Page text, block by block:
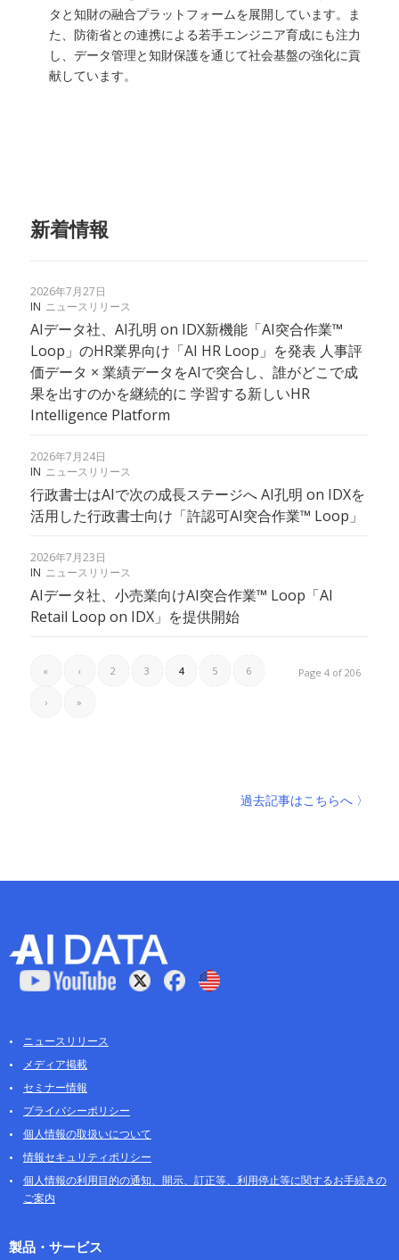
タと知財の融合プラットフォームを展開しています。ま
た、防衛省との連携による若手エンジニア育成にも注力
し、データ管理と知財保護を通じて社会基盤の強化に貢
献しています。
新着情報
2026年7月27日
IN ニュースリリース
AIデータ社、AI孔明 on IDX新機能「AI突合作業™
Loop」のHR業界向け「AI HR Loop」を発表 人事評
価データ × 業績データをAIで突合し、誰がどこで成
果を出すのかを継続的に 学習する新しいHR
Intelligence Platform
2026年7月24日
IN ニュースリリース
行政書士はAIで次の成長ステージへ AI孔明 on IDXを
活用した行政書士向け「許認可AI突合作業™︎ Loop」
2026年7月23日
IN ニュースリリース
AIデータ社、小売業向けAI突合作業™ Loop「AI
Retail Loop on IDX」を提供開始
Page 4 of 206
« ‹ 2 3 4 5 6
› »
過去記事はこちらへ 〉
ニュースリリース
メディア掲載
セミナー情報
プライバシーポリシー
個人情報の取扱いについて
情報セキュリティポリシー
個人情報の利用目的の通知、開示、訂正等、利用停止等に関するお手続きの
ご案内
製品・サービス